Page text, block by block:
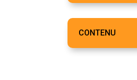
CONTENU